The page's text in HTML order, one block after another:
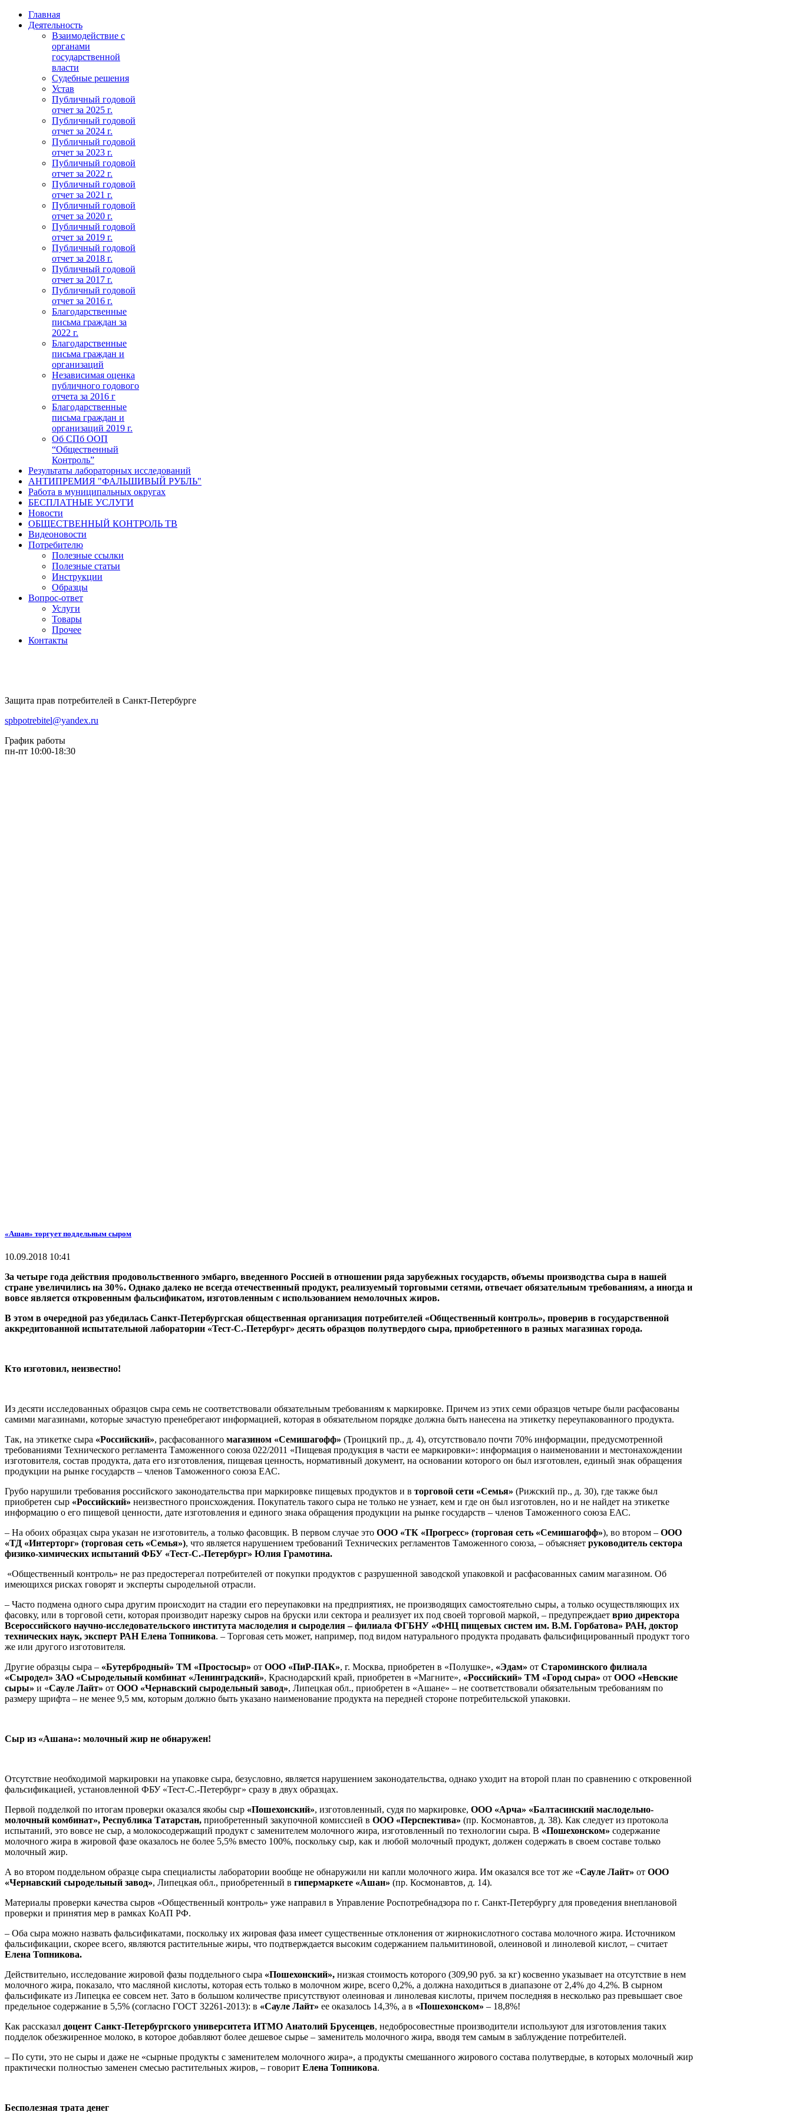
Главная
Деятельность
Взаимодействие с
органами
государственной
власти
Судебные решения
Устав
Публичный годовой
отчет за 2025 г.
Публичный годовой
отчет за 2024 г.
Публичный годовой
отчет за 2023 г.
Публичный годовой
отчет за 2022 г.
Публичный годовой
отчет за 2021 г.
Публичный годовой
отчет за 2020 г.
Публичный годовой
отчет за 2019 г.
Публичный годовой
отчет за 2018 г.
Публичный годовой
отчет за 2017 г.
Публичный годовой
отчет за 2016 г.
Благодарственные
письма граждан за
2022 г.
Благодарственные
письма граждан и
организаций
Независимая оценка
публичного годового
отчета за 2016 г
Благодарственные
письма граждан и
организаций 2019 г.
Об СПб ООП
“Общественный
Контроль”
Результаты лабораторных исследований
АНТИПРЕМИЯ "ФАЛЬШИВЫЙ РУБЛЬ"
Работа в муниципальных округах
БЕСПЛАТНЫЕ УСЛУГИ
Новости
ОБЩЕСТВЕННЫЙ КОНТРОЛЬ ТВ
Видеоновости
Потребителю
Полезные ссылки
Полезные статьи
Инструкции
Образцы
Вопрос-ответ
Услуги
Товары
Прочее
Контакты
Защита прав потребителей в Санкт-Петербурге
spbpotrebitel@yandex.ru
График работы
пн-пт 10:00-18:30
«Ашан» торгует поддельным сыром
10.09.2018 10:41
За четыре года действия продовольственного эмбарго, введенного Россией в отношении ряда зарубежных государств, объемы производства сыра в нашей
стране увеличились на 30%. Однако далеко не всегда отечественный продукт, реализуемый торговыми сетями, отвечает обязательным требованиям, а иногда и
вовсе является откровенным фальсификатом, изготовленным с использованием немолочных жиров.
В этом в очередной раз убедилась Санкт-Петербургская общественная организация потребителей «Общественный контроль», проверив в государственной
аккредитованной испытательной лаборатории «Тест-С.-Петербург» десять образцов полутвердого сыра, приобретенного в разных магазинах города.
Кто изготовил, неизвестно!
Из десяти исследованных образцов сыра семь не соответствовали обязательным требованиям к маркировке. Причем из этих семи образцов четыре были расфасованы
самими магазинами, которые зачастую пренебрегают информацией, которая в обязательном порядке должна быть нанесена на этикетку переупакованного продукта.
Так, на этикетке сыра «Российский», расфасованного магазином «Семишагофф» (Троицкий пр., д. 4), отсутствовало почти 70% информации, предусмотренной
требованиями Технического регламента Таможенного союза 022/2011 «Пищевая продукция в части ее маркировки»: информация о наименовании и местонахождении
изготовителя, состав продукта, дата его изготовления, пищевая ценность, нормативный документ, на основании которого он был изготовлен, единый знак обращения
продукции на рынке государств – членов Таможенного союза ЕАС.
Грубо нарушили требования российского законодательства при маркировке пищевых продуктов и в торговой сети «Семья» (Рижский пр., д. 30), где также был
приобретен сыр «Российский» неизвестного происхождения. Покупатель такого сыра не только не узнает, кем и где он был изготовлен, но и не найдет на этикетке
информацию о его пищевой ценности, дате изготовления и единого знака обращения продукции на рынке государств – членов Таможенного союза ЕАС.
– На обоих образцах сыра указан не изготовитель, а только фасовщик. В первом случае это ООО «ТК «Прогресс» (торговая сеть «Семишагофф»), во втором – ООО
«ТД «Интерторг» (торговая сеть «Семья»), что является нарушением требований Технических регламентов Таможенного союза, – объясняет руководитель сектора
физико-химических испытаний ФБУ «Тест-С.-Петербург» Юлия Грамотина.
«Общественный контроль» не раз предостерегал потребителей от покупки продуктов с разрушенной заводской упаковкой и расфасованных самим магазином. Об
имеющихся рисках говорят и эксперты сыродельной отрасли.
– Часто подмена одного сыра другим происходит на стадии его переупаковки на предприятиях, не производящих самостоятельно сыры, а только осуществляющих их
фасовку, или в торговой сети, которая производит нарезку сыров на бруски или сектора и реализует их под своей торговой маркой, – предупреждает врио директора
Всероссийского научно-исследовательского института маслоделия и сыроделия– филиала ФГБНУ «ФНЦ пищевых систем им. В.М. Горбатова» РАН, доктор
технических наук, эксперт РАН Елена Топникова. – Торговая сеть может, например, под видом натурального продукта продавать фальсифицированный продукт того
же или другого изготовителя.
Другие образцы сыра – «Бутербродный» ТМ «Простосыр» от ООО «ПиР-ПАК», г. Москва, приобретен в «Полушке», «Эдам» от Староминского филиала
«Сыродел» ЗАО «Сыродельный комбинат «Ленинградский», Краснодарский край, приобретен в «Магните», «Российский» ТМ «Город сыра» от ООО «Невские
сыры» и «Сауле Лайт» от ООО «Чернавский сыродельный завод», Липецкая обл., приобретен в «Ашане» – не соответствовали обязательным требованиям по
размеру шрифта – не менее 9,5 мм, которым должно быть указано наименование продукта на передней стороне потребительской упаковки.
Сыр из «Ашана»: молочный жир не обнаружен!
Отсутствие необходимой маркировки на упаковке сыра, безусловно, является нарушением законодательства, однако уходит на второй план по сравнению с откровенной
фальсификацией, установленной ФБУ «Тест-С.-Петербург» сразу в двух образцах.
Первой подделкой по итогам проверки оказался якобы сыр «Пошехонский», изготовленный, судя по маркировке, ООО «Арча» «Балтасинский маслодельно-
молочный комбинат», Республика Татарстан, приобретенный закупочной комиссией в ООО «Перспектива» (пр. Космонавтов, д. 38). Как следует из протокола
испытаний, это вовсе не сыр, а молокосодержащий продукт с заменителем молочного жира, изготовленный по технологии сыра. В «Пошехонском» содержание
молочного жира в жировой фазе оказалось не более 5,5% вместо 100%, поскольку сыр, как и любой молочный продукт, должен содержать в своем составе только
молочный жир.
А во втором поддельном образце сыра специалисты лаборатории вообще не обнаружили ни капли молочного жира. Им оказался все тот же «Сауле Лайт» от ООО
«Чернавский сыродельный завод», Липецкая обл., приобретенный в гипермаркете «Ашан» (пр. Космонавтов, д. 14).
Материалы проверки качества сыров «Общественный контроль» уже направил в Управление Роспотребнадзора по г. Санкт-Петербургу для проведения внеплановой
проверки и принятия мер в рамках КоАП РФ.
– Оба сыра можно назвать фальсификатами, поскольку их жировая фаза имеет существенные отклонения от жирнокислотного состава молочного жира. Источником
фальсификации, скорее всего, являются растительные жиры, что подтверждается высоким содержанием пальмитиновой, олеиновой и линолевой кислот, – считает
Елена Топникова.
Действительно, исследование жировой фазы поддельного сыра «Пошехонский», низкая стоимость которого (309,90 руб. за кг) косвенно указывает на отсутствие в нем
молочного жира, показало, что масляной кислоты, которая есть только в молочном жире, всего 0,2%, а должна находиться в диапазоне от 2,4% до 4,2%. В сырном
фальсификате из Липецка ее совсем нет. Зато в большом количестве присутствуют олеиновая и линолевая кислоты, причем последняя в несколько раз превышает свое
предельное содержание в 5,5% (согласно ГОСТ 32261-2013): в «Сауле Лайт» ее оказалось 14,3%, а в «Пошехонском» – 18,8%!
Как рассказал доцент Санкт-Петербургского университета ИТМО Анатолий Брусенцев, недобросовестные производители используют для изготовления таких
подделок обезжиренное молоко, в которое добавляют более дешевое сырье – заменитель молочного жира, вводя тем самым в заблуждение потребителей.
– По сути, это не сыры и даже не «сырные продукты с заменителем молочного жира», а продукты смешанного жирового состава полутвердые, в которых молочный жир
практически полностью заменен смесью растительных жиров, – говорит Елена Топникова.
Бесполезная трата денег